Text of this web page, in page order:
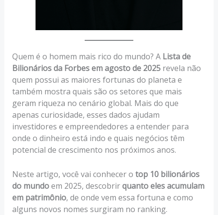
Quem é o homem mais rico do mundo? A Lista de
Bilionários da Forbes em agosto de 2025revela não
quem possui as maiores fortunas do planeta e
também mostra quais são os setores que mais
geram riqueza no cenário global. Mais do que
apenas curiosidade, esses dados ajudam
investidores e empreendedores a entender para
onde o dinheiro está indo e quais negócios têm
potencial de crescimento nos próximos anos.
Neste artigo, você vai conhecer o top 10 bilionários
do mundoem 2025, descobrirquanto eles acumulam
em patrimônio, de onde vem essa fortuna e como
alguns novos nomes surgiram no ranking.